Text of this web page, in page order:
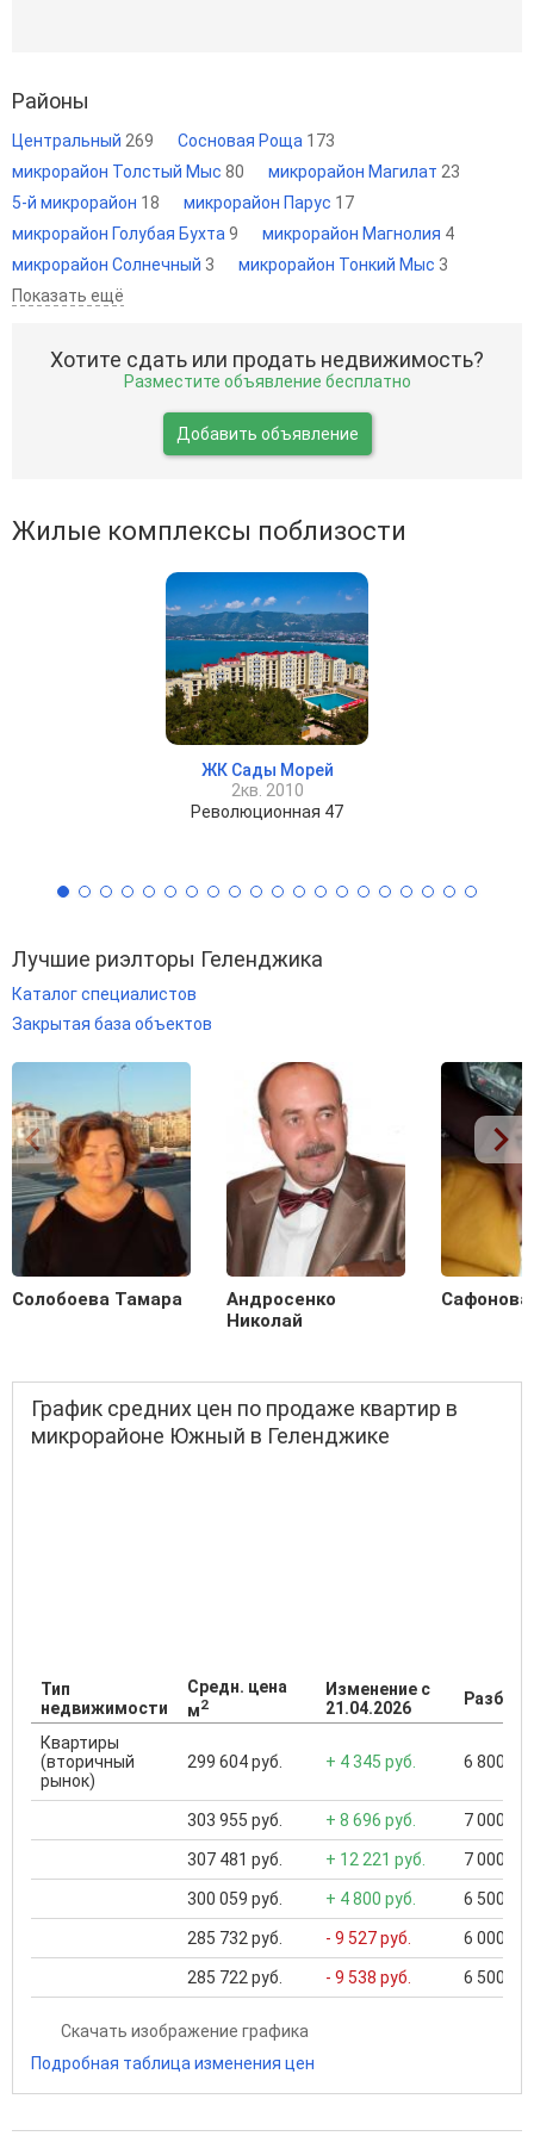
Районы
Центральный 269 Сосновая Роща 173
микрорайон Толстый Мыс 80 микрорайон Магилат 23
5-й микрорайон 18 микрорайон Парус 17
микрорайон Голубая Бухта 9 микрорайон Магнолия 4
микрорайон Солнечный 3 микрорайон Тонкий Мыс 3
Показать ещё
Хотите сдать или продать недвижимость?
Разместите объявление бесплатно
Добавить объявление
Жилые комплексы поблизости
ЖК Сады Морей
2кв. 2010
Революционная 47
Лучшие риэлторы Геленджика
Каталог специалистов
Закрытая база объектов
Солобоева Тамара
Андросенко
Николай
График средних цен по продаже квартир в
микрорайоне Южный в Геленджике
Тип
недвижимости
Средн. цена
м2
Изменение с
21.04.2026
Квартиры
(вторичный
рынок)
299 604 руб. + 4 345 руб. 6 800
303 955 руб. + 8 696 руб. 7 000
307 481 руб. + 12 221 руб. 7 000
300 059 руб. + 4 800 руб. 6 500
285 732 руб. - 9 527 руб. 6 000
285 722 руб. - 9 538 руб. 6 500
Скачать изображение графика
Подробная таблица изменения цен